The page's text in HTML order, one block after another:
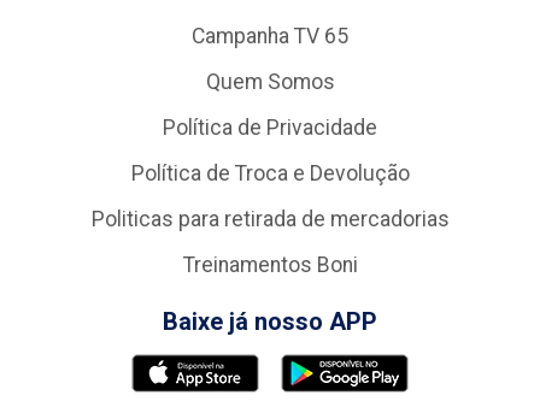
Campanha TV 65
Quem Somos
Política de Privacidade
Política de Troca e Devolução
Politicas para retirada de mercadorias
Treinamentos Boni
Baixe já nosso APP